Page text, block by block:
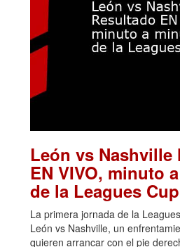
León vs Nashville
EN VIVO, minuto
de la Leagues
La primera jornada de la
León vs Nashville, un
quieren arrancar con el pie